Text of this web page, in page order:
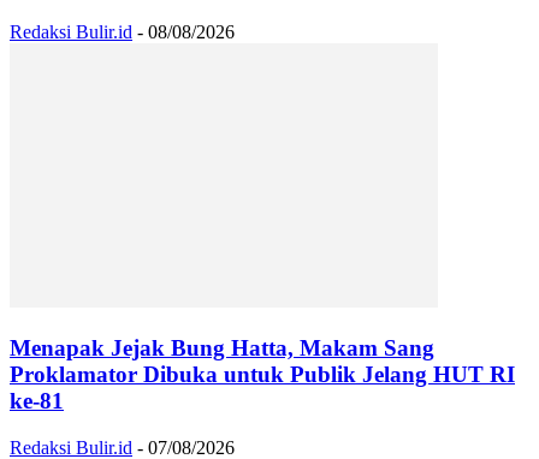
Redaksi Bulir.id - 08/08/2026
Menapak Jejak Bung Hatta, Makam Sang
Proklamator Dibuka untuk Publik Jelang HUT RI
ke-81
Redaksi Bulir.id - 07/08/2026